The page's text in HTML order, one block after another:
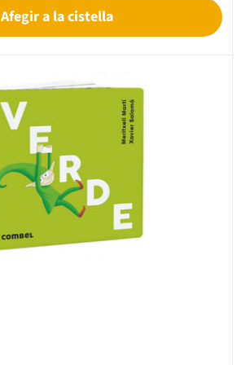
Afegir a la cistella